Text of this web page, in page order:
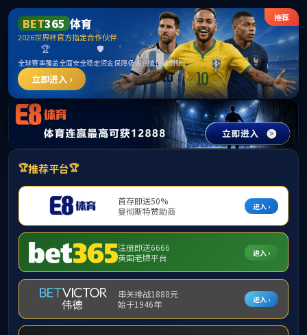
QY球友会-QY千亿球友会-QY球友会体育官网
2026年8月7日星期五1:29:39
首页 部门简介 新闻动态
服务指南
导师信息 服务指南